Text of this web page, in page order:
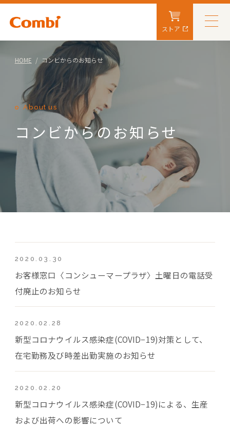
ストア
HOME コンビからのお知らせ
About us
コンビからのお知らせ
2020.03.30
お客様窓口〈コンシューマープラザ〉土曜日の電話受
付廃止のお知らせ
2020.02.28
新型コロナウイルス感染症(COVID−19)対策として、
在宅勤務及び時差出勤実施のお知らせ
2020.02.20
新型コロナウイルス感染症(COVID−19)による、生産
および出荷への影響について